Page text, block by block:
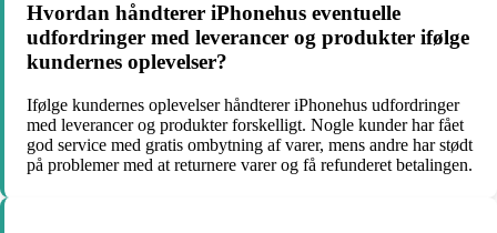
Hvordan håndterer iPhonehus eventuelle
udfordringer med leverancer og produkter ifølge
kundernes oplevelser?
Ifølge kundernes oplevelser håndterer iPhonehus udfordringer
med leverancer og produkter forskelligt. Nogle kunder har fået
god service med gratis ombytning af varer, mens andre har stødt
på problemer med at returnere varer og få refunderet betalingen.